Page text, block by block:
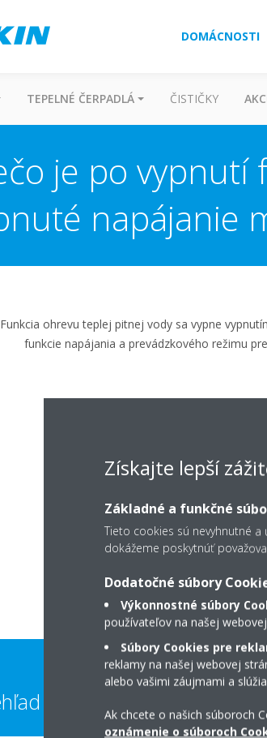
DOMÁCNOSTI
TEPELNÉ ČERPADLÁ ČISTIČKY
je po
napájanie
Funkcia ohrevu teplej pitnej vody sa vypne
funkcie napájania a prevádzkového režimu
predajcov
Získajte lepší
Základné a funkčné
Tieto cookies sú nevyhnutné a
dokážeme poskytnúť
Dodatočné súbory
Výkonnostné súbory
používateľov na našej
Súbory Cookies pre
reklamy na našej webovej
alebo vašimi záujmami a
Ak chcete o našich súboroch
oznámenie o súboroch